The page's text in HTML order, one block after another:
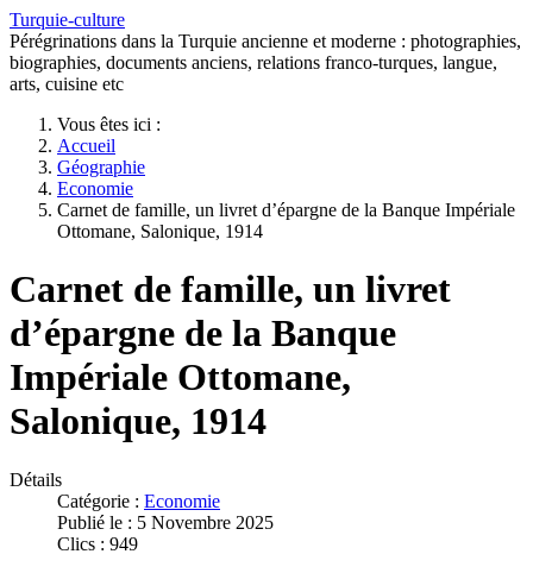
Turquie-culture
Pérégrinations dans la Turquie ancienne et moderne : photographies,
biographies, documents anciens, relations franco-turques, langue,
arts, cuisine etc
Vous êtes ici :
Accueil
Géographie
Economie
Carnet de famille, un livret d’épargne de la Banque Impériale
Ottomane, Salonique, 1914
Carnet de famille, un livret
d’épargne de la Banque
Impériale Ottomane,
Salonique, 1914
Détails
Catégorie : Economie
Publié le : 5 Novembre 2025
Clics : 949